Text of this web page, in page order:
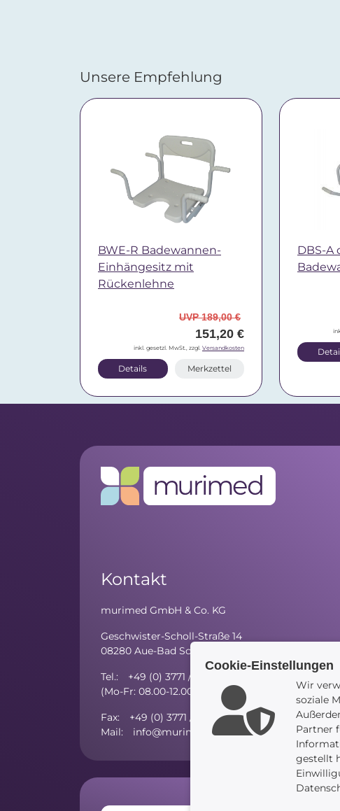
Unsere Empfehlung
BWE-R Badewannen-
Einhängesitz mit
Rückenlehne
UVP 189,00 €
151,20 €
inkl. gesetzl. MwSt., zzgl. Versandkosten
Details Merkzettel
DBS-A
Kontakt
murimed GmbH & Co. KG
Geschwister-Scholl-Straße 14
08280 Aue-Bad Schlema
Tel.: +49 (0) 3771 / 59 81 - 10
(Mo-Fr: 08.00-12.00 Uhr; Mo/Di/Do: 13.00-15.00
Fax: +49 (0) 3771 / 27 52 97 - 5
Mail: info@murimed.de
Cookie-Einstellungen
Wir
soziale
Partner
gestellt